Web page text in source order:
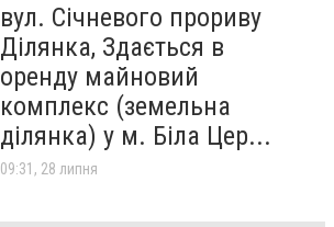
вул. Січневого прориву
Ділянка, Здається в
оренду майновий
комплекс (земельна
ділянка) у м. Біла Цер...
09:31, 28 липня